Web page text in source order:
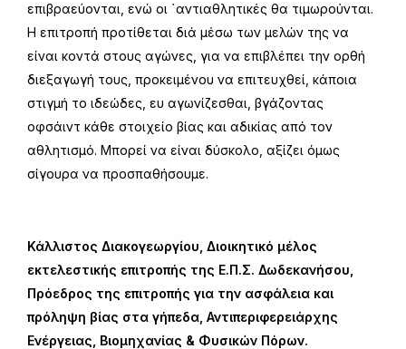
επιβραεύονται, ενώ οι `αντιαθλητικές θα τιμωρούνται.
Η επιτροπή προτίθεται διά μέσω των μελών της να
είναι κοντά στους αγώνες, για να επιβλέπει την ορθή
διεξαγωγή τους, προκειμένου να επιτευχθεί, κάποια
στιγμή το ιδεώδες, ευ αγωνίζεσθαι, βγάζοντας
οφσάιντ κάθε στοιχείο βίας και αδικίας από τον
αθλητισμό. Μπορεί να είναι δύσκολο, αξίζει όμως
σίγουρα να προσπαθήσουμε.
Κάλλιστος Διακογεωργίου, Διοικητικό μέλος
εκτελεστικής επιτροπής της Ε.Π.Σ. Δωδεκανήσου,
Πρόεδρος της επιτροπής για την ασφάλεια και
πρόληψη βίας στα γήπεδα, Αντιπεριφερειάρχης
Ενέργειας, Βιομηχανίας & Φυσικών Πόρων.